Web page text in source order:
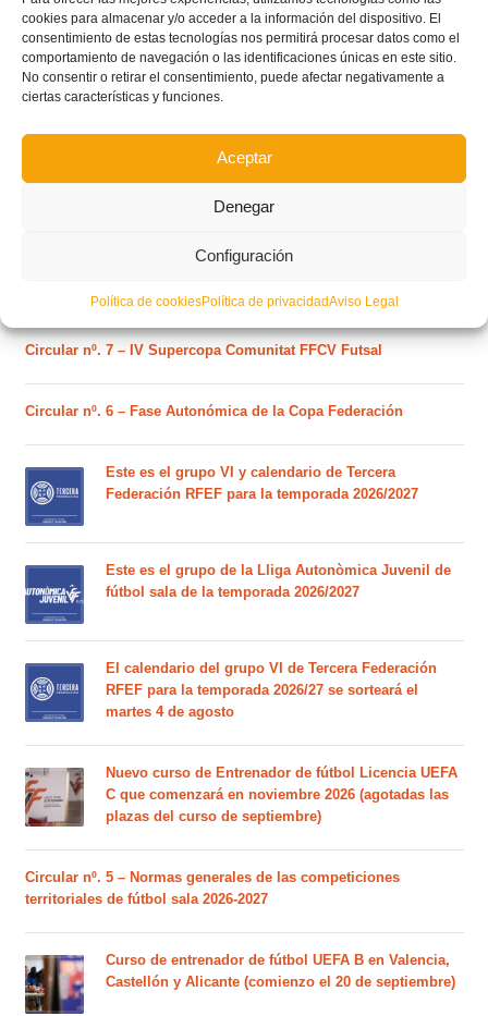
cookies para almacenar y/o acceder a la información del dispositivo. El
consentimiento de estas tecnologías nos permitirá procesar datos como el
comportamiento de navegación o las identificaciones únicas en este sitio.
No consentir o retirar el consentimiento, puede afectar negativamente a
ciertas características y funciones.
Aceptar
Denegar
Configuración
Política de cookiesPolítica de privacidadAviso Legal
POSTS RECIENTES
Ferran Torres se da un baño de masas y se convierte
Estos son los dos grupos y calendarios de Lliga
Circular nº. 7 – IV Supercopa Comunitat FFCV Futsal
Circular nº. 6 – Fase Autonómica de la Copa Federación
Este es el grupo VI y calendario de Tercera
Federación RFEF para la temporada 2026/2027
Este es el grupo de la Lliga Autonòmica Juvenil de
fútbol sala de la temporada 2026/2027
El calendario del grupo VI de Tercera Federación
RFEF para la temporada 2026/27 se sorteará el
martes 4 de agosto
Nuevo curso de Entrenador de fútbol Licencia UEFA
C que comenzará en noviembre 2026 (agotadas las
plazas del curso de septiembre)
Circular nº. 5 – Normas generales de las competiciones
territoriales de fútbol sala 2026-2027
Curso de entrenador de fútbol UEFA B en Valencia,
Castellón y Alicante (comienzo el 20 de septiembre)